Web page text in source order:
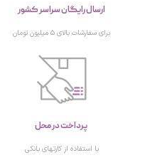
ارسال رایگان سراسر کشور
برای سفارشات بالای ۵ میلیون تومان
پرداخت در محل
با استفاده از کارتهای بانکی